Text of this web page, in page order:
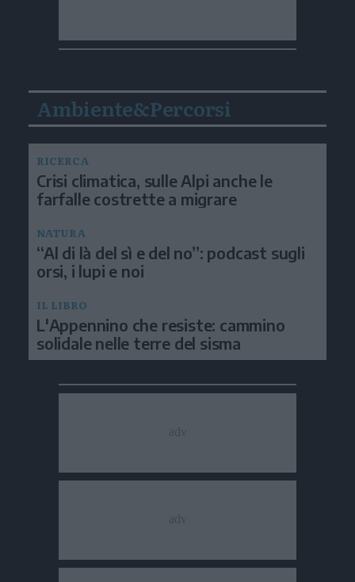
Ambiente&Percorsi
RICERCA
Crisi climatica, sulle Alpi anche le
farfalle costrette a migrare
NATURA
“Al di là del sì e del no”: podcast sugli
orsi, i lupi e noi
IL LIBRO
L'Appennino che resiste: cammino
solidale nelle terre del sisma